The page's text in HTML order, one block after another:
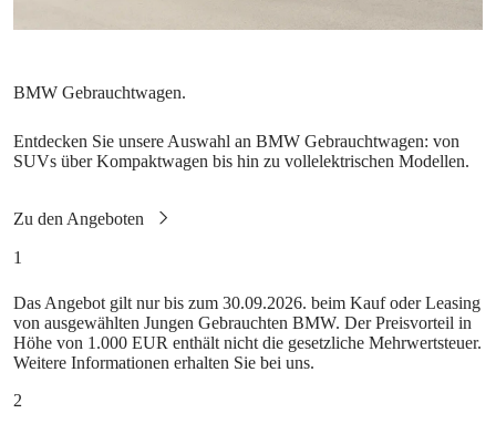
Entdecken Sie unsere Auswahl an BMW Gebrauchtwagen: von
SUVs über Kompaktwagen bis hin zu vollelektrischen Modellen.
1
Das Angebot gilt nur bis zum 30.09.2026. beim Kauf oder Leasing
von ausgewählten Jungen Gebrauchten BMW. Der Preisvorteil in
Höhe von 1.000 EUR enthält nicht die gesetzliche Mehrwertsteuer.
Weitere Informationen erhalten Sie bei uns.
2